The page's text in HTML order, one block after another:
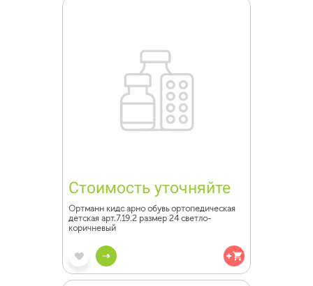
Стоимость уточняйте
Ортманн кидс арно обувь ортопедическая
детская арт.7.19.2 размер 24 светло-
коричневый